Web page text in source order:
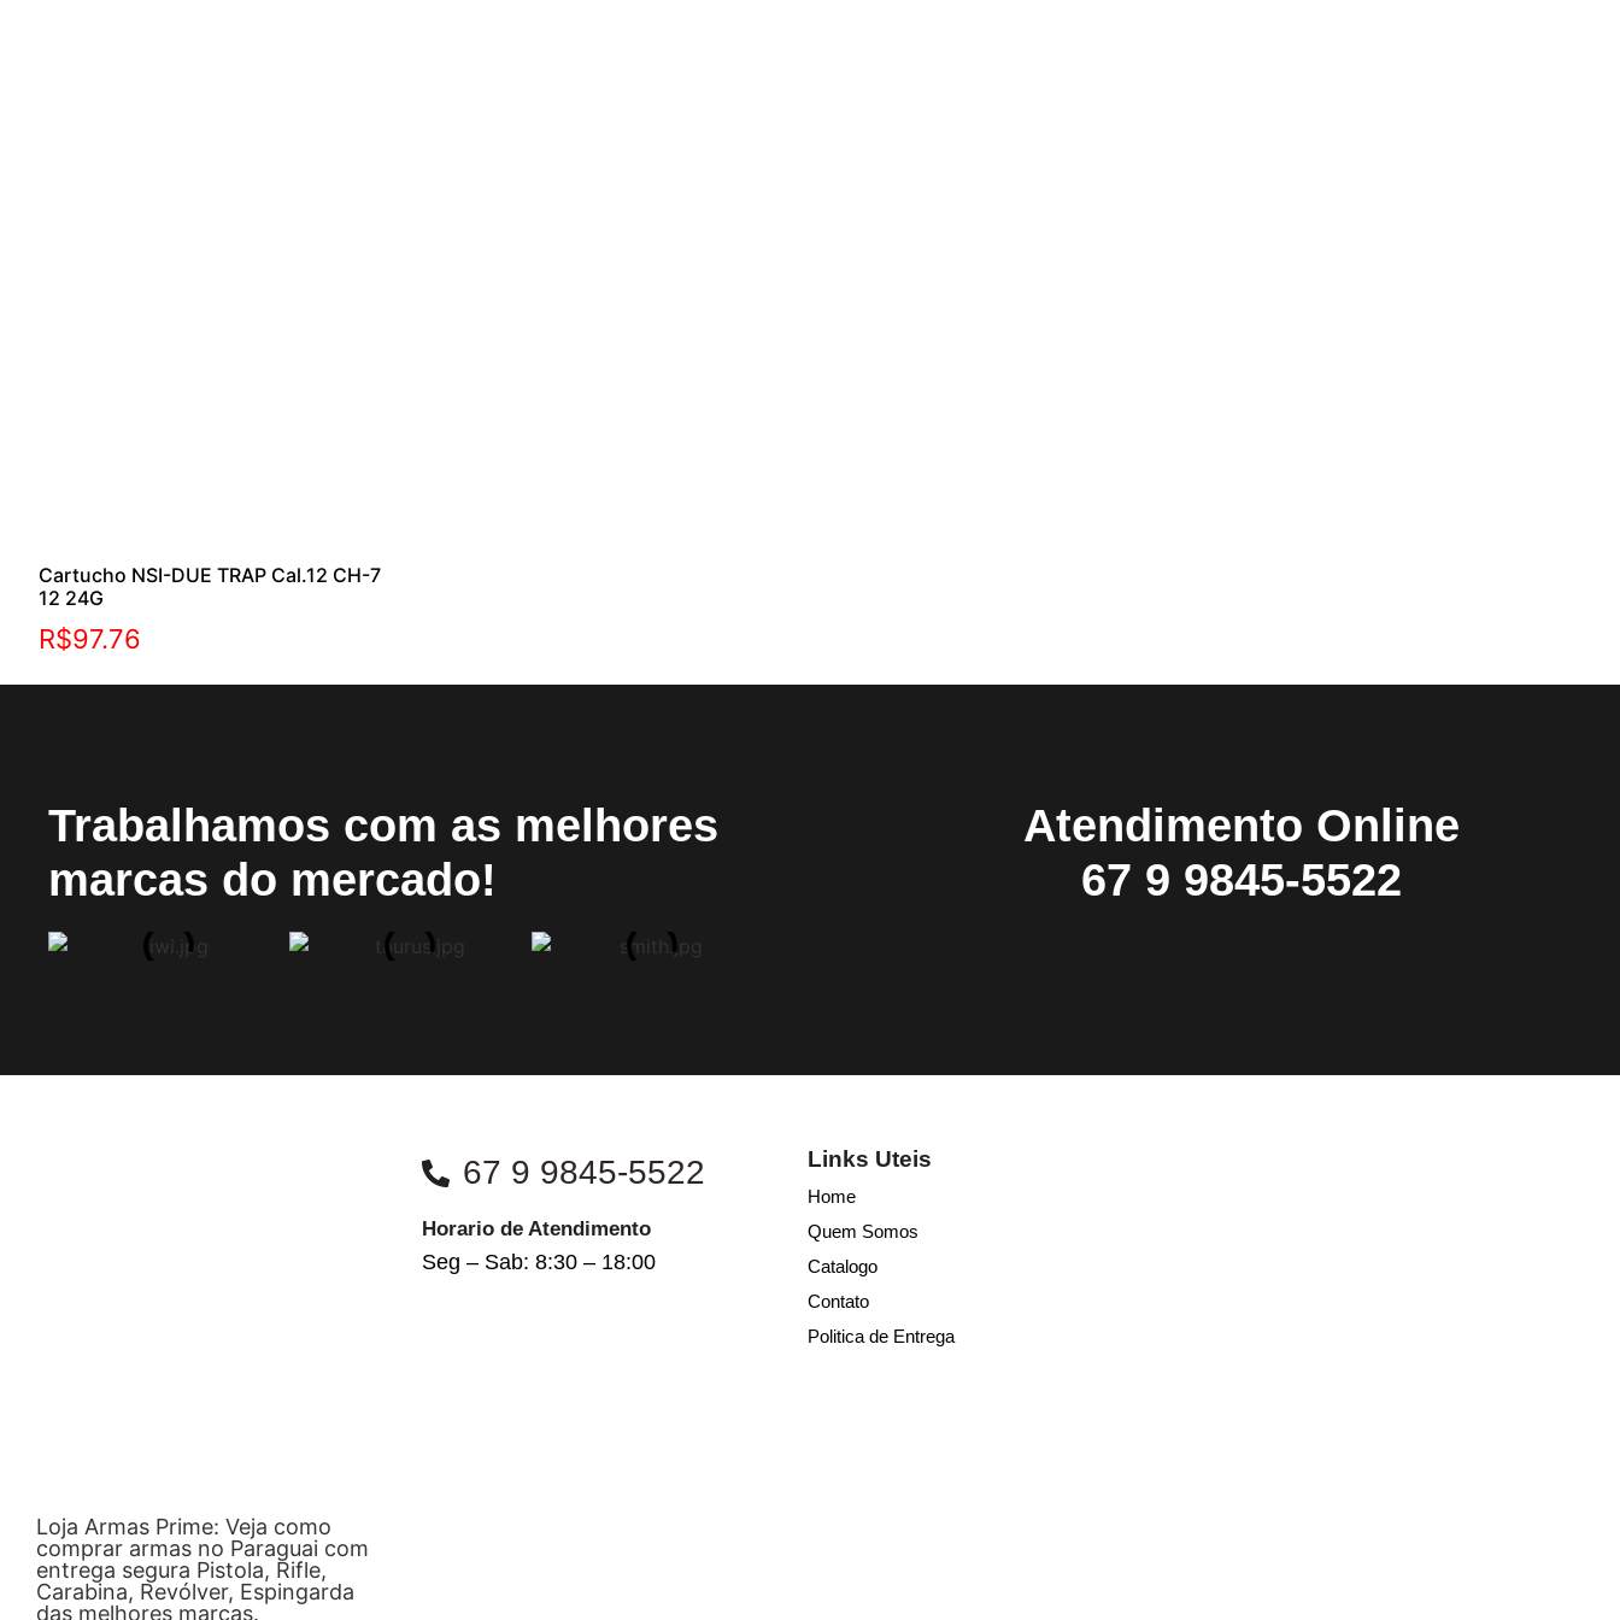
Cartucho NSI-DUE TRAP Cal.12 CH-7
12 24G
R$97.76
Trabalhamos com as melhores
marcas do mercado!
Atendimento Online
67 9 9845-5522
Loja Armas Prime: Veja como
comprar armas no Paraguai com
entrega segura Pistola, Rifle,
Carabina, Revólver, Espingarda
das melhores marcas.
67 9 9845-5522
Horario de Atendimento
Seg – Sab: 8:30 – 18:00
Links Uteis
Home
Quem Somos
Catalogo
Contato
Politica de Entrega